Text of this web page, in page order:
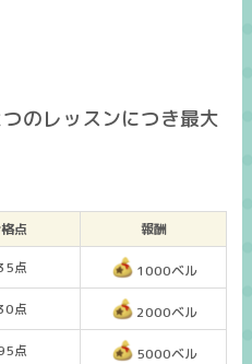
のレッスンにつき最大
点 報酬
点 1000ベル
点 2000ベル
点 5000ベル